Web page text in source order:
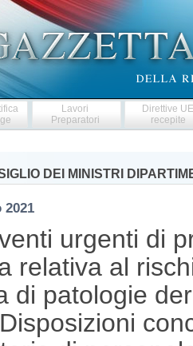
Lavori
Preparatori
Direttive
recepite
DEI MINISTRI
2021
urgenti di
relativa al
di patologie